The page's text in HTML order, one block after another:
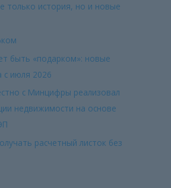
только история, но и новые
быть «подарком»: новые
с июля 2026
с Минцифры реализовал
недвижимости на основе
расчетный листок без